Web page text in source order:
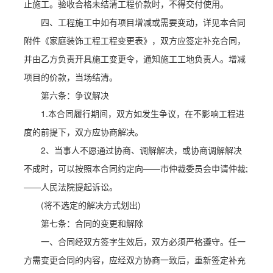
止施工。验收合格未结清工程价款时，不得交付使用。
四、工程施工中如有项目增减或需要变动，详见本合同
附件《家庭装饰工程工程变更表》，双方应签定补充合同，
并由乙方负责开具施工变更令，通知施工工地负责人。增减
项目的价款，当场结清。
第六条：争议解决
1.本合同履行期间，双方如发生争议，在不影响工程进
度的前提下，双方应协商解决。
2、当事人不愿通过协商、调解解决，或协商调解解决
不成时，可以按照本合同约定向——市仲裁委员会申请仲裁;
——人民法院提起诉讼。
(将不选定的解决方式划出)
第七条：合同的变更和解除
一、合同经双方签字生效后，双方必须严格遵守。任一
方需变更合同的内容，应经双方协商一致后，重新签定补充